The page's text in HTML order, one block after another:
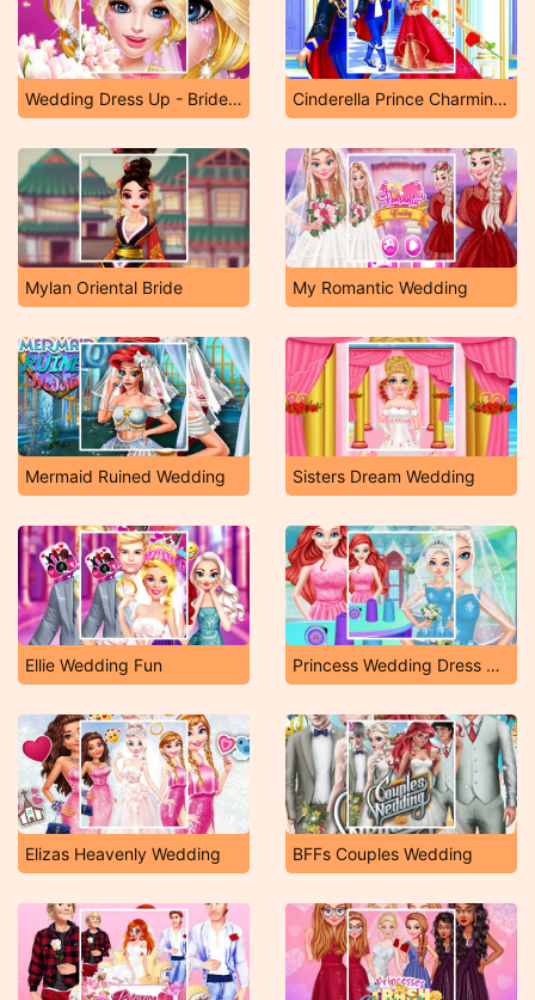
Wedding Dress Up - Bride makeover Cinderella Prince Charming Game
Mylan Oriental Bride My Romantic Wedding
Mermaid Ruined Wedding Sisters Dream Wedding
Ellie Wedding Fun Princess Wedding Dress Shop
Elizas Heavenly Wedding BFFs Couples Wedding